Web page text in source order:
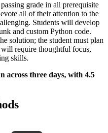
grade in all prerequisite
all of their attention to the
Students will develop
and custom Python code.
solution; the student must plan
require thoughtful focus,
skills.
across three days, with 4.5